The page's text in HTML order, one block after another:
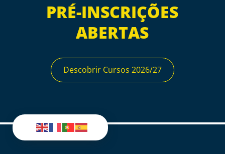
PRÉ-INSCRIÇÕES
ABERTAS
Descobrir Cursos 2026/27